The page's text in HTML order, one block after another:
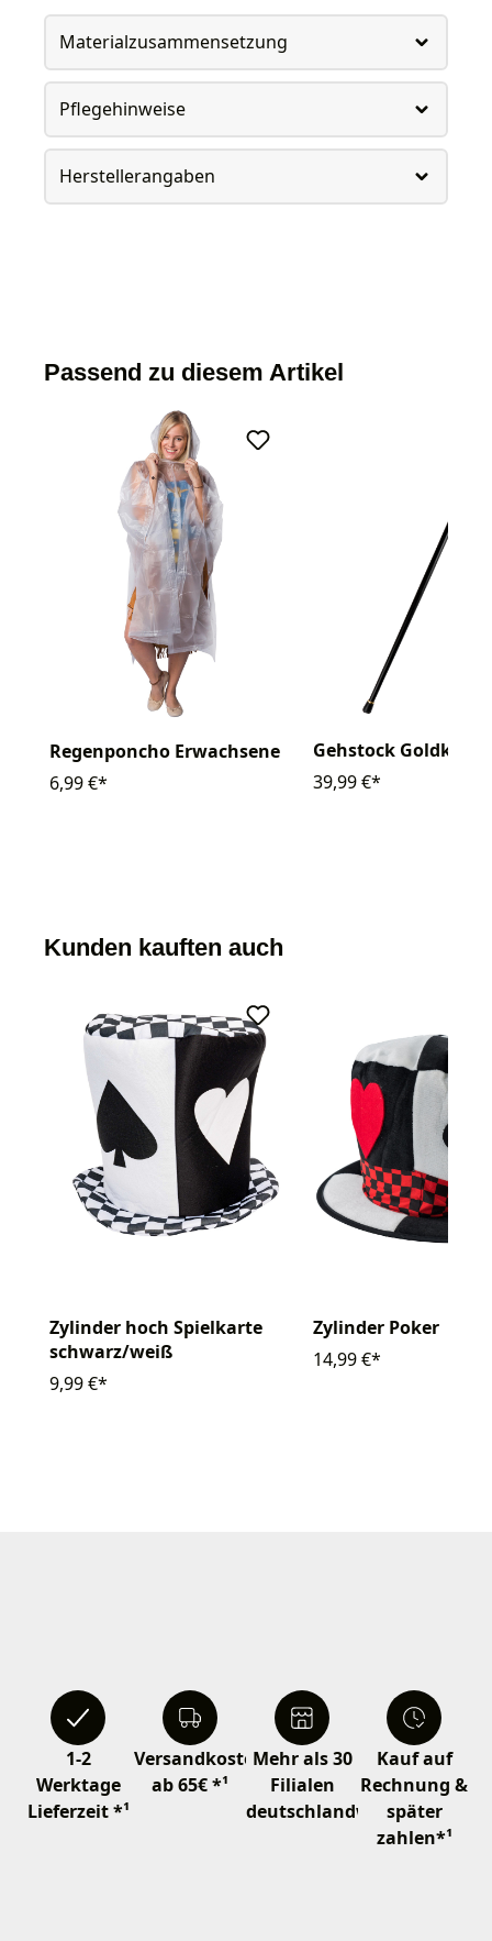
Materialzusammensetzung
Pflegehinweise
Herstellerangaben
Passend zu diesem Artikel
Regenponcho Erwachsene
6,99 €*
Gehstock Goldknauf
39,99 €*
Kunden kauften auch
Zylinder hoch Spielkarte
schwarz/weiß
9,99 €*
Zylinder Poker
14,99 €*
1-2
Werktage
Lieferzeit *¹
Versandkostenfrei
ab 65€ *¹
Mehr als 30
Filialen
deutschlandweit
Kauf auf
Rechnung &
später
zahlen*¹